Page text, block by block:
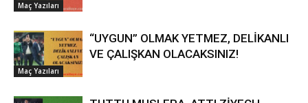
Maç Yazıları
Maç Yazıları
“UYGUN” OLMAK YETMEZ, DELİKANLI
VE ÇALIŞKAN OLACAKSINIZ!